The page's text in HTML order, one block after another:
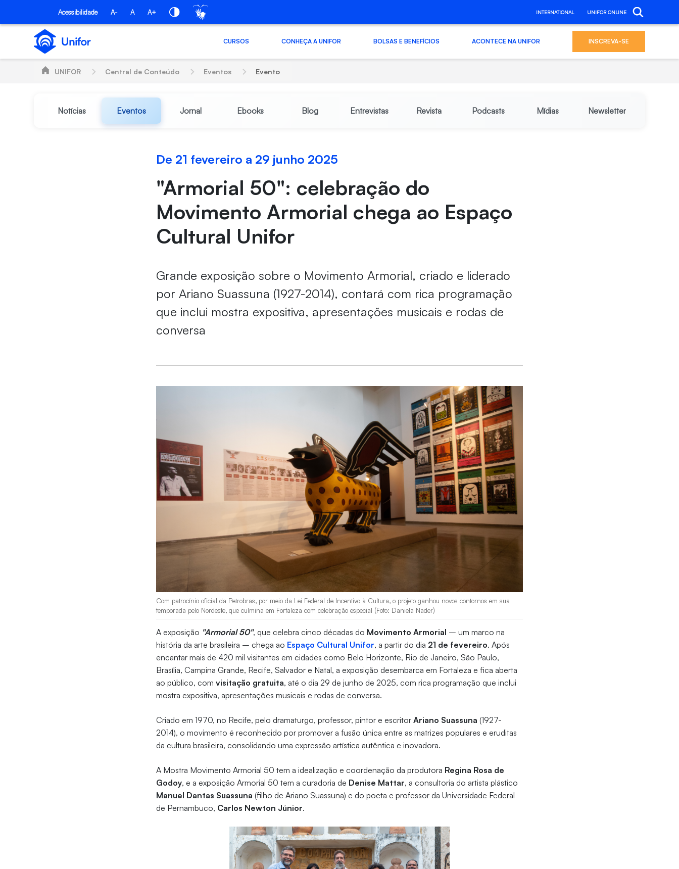
Pular para o Conteúdo principal
Acessibilidade A- A A+ INTERNATIONAL UNIFOR ONLINE
CURSOS CONHEÇA A UNIFOR BOLSAS E BENEFÍCIOS ACONTECE NA UNIFOR INSCREVA-SE
UNIFOR Central de Conteúdo Eventos Evento
Notícias Eventos Jornal Ebooks Blog Entrevistas Revista Podcasts Mídias Newsletter
De 21 fevereiro a 29 junho 2025
"Armorial 50": celebração do
Movimento Armorial chega ao Espaço
Cultural Unifor
Grande exposição sobre o Movimento Armorial, criado e liderado
por Ariano Suassuna (1927-2014), contará com rica programação
que inclui mostra expositiva, apresentações musicais e rodas de
conversa
Com patrocínio oficial da Petrobras, por meio da Lei Federal de Incentivo à Cultura, o projeto ganhou novos contornos em sua
temporada pelo Nordeste, que culmina em Fortaleza com celebração especial (Foto: Daniela Nader)
A exposição "Armorial 50", que celebra cinco décadas do Movimento Armorial – um marco na
história da arte brasileira – chega ao Espaço Cultural Unifor, a partir do dia 21 de fevereiro. Após
encantar mais de 420 mil visitantes em cidades como Belo Horizonte, Rio de Janeiro, São Paulo,
Brasília, Campina Grande, Recife, Salvador e Natal, a exposição desembarca em Fortaleza e fica aberta
ao público, comvisitação gratuita, até o dia 29 de junho de 2025, com rica programação que inclui
mostra expositiva, apresentações musicais e rodas de conversa.
Criado em 1970, no Recife, pelo dramaturgo, professor, pintor e escritorAriano Suassuna (1927-
2014), o movimento é reconhecido por promover a fusão única entre as matrizes populares e eruditas
da cultura brasileira, consolidando uma expressão artística autêntica e inovadora.
A Mostra Movimento Armorial 50 tem a idealização e coordenação da produtora Regina Rosa de
Godoy, e a exposição Armorial 50 tem a curadoria de Denise Mattar, a consultoria do artista plástico
Manuel Dantas Suassuna (filho de Ariano Suassuna) e do poeta e professor da Universidade Federal
de Pernambuco, Carlos Newton Júnior.